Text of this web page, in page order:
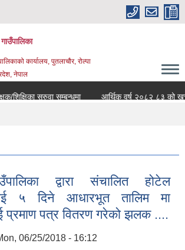
कार्यालय, पुतलाचौर, रोल्पा
नेपाल
सरुवा सम्बन्धमा
आर्थिक वर्ष २०८२ ८३ को खर्च
द्वारा संचालित होटेल
५ दिने आधारभूत तालिम मा
प्रमाण पत्र वितरण गरेको झलक ....
06/25/2018 - 16:12